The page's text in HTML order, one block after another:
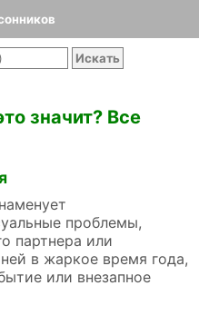
значит? Все
проблемы,
партнера или
в жаркое время года,
или внезапное